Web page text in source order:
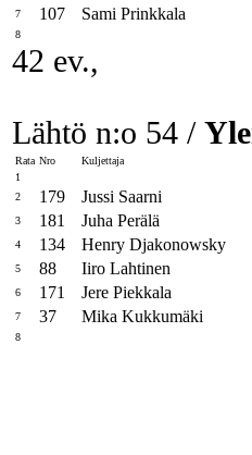
7 107 Sami Prinkkala
8
42 ev.,
Lähtö n:o 54 /
Rata Nro Kuljettaja
1
2
179 Jussi Saarni
3 181 Juha Perälä
4 134 Henry Djakonowsky
5 88 Iiro Lahtinen
6 171 Jere Piekkala
7 37 Mika Kukkumäki
8